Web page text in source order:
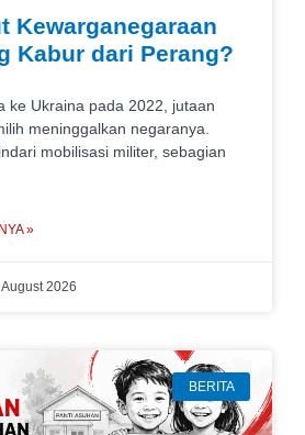
Kewarganegaraan
Kabur dari Perang?
ke Ukraina pada 2022, jutaan
meninggalkan negaranya.
mobilisasi militer, sebagian
»
2026
BERITA